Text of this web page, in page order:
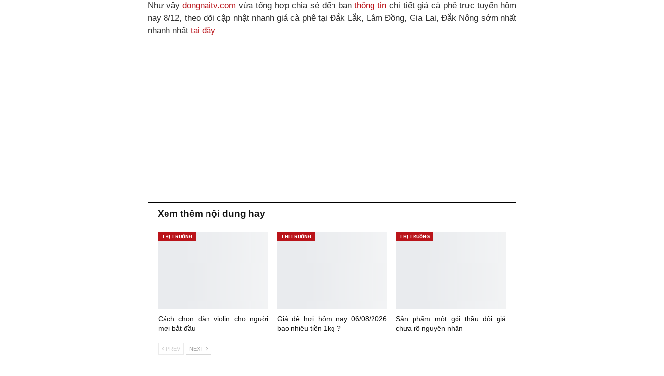
Như vậydongnaitv.com vừa tổng hợp chia sẻ đến bạnthông tin chi tiết giá cà phê trực tuyến hôm
nay 8/12, theo dõi cập nhật nhanh giá cà phê tại Đắk Lắk, Lâm Đồng, Gia Lai, Đắk Nông sớm nhất
nhanh nhất tại đây
Xem thêm nội dung hay
THỊ TRƯỜNG
Cách chọn đàn violin cho người
mới bắt đầu
THỊ TRƯỜNG
Giá dê hơi hôm nay 06/08/2026
bao nhiêu tiền 1kg ?
THỊ TRƯỜNG
Sản phẩm một gói thầu đội giá
chưa rõ nguyên nhân
PREV NEXT